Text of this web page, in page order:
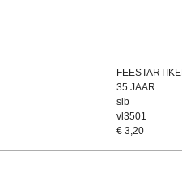
35 JAAR
slb
vl3501
€ 3,20